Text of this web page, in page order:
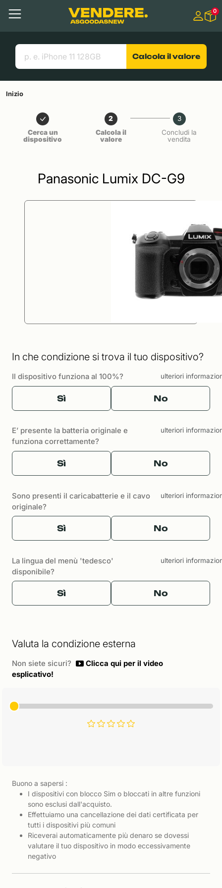
Contenuto principale
Menu
Cerca
Link utili
0
Calcola il valore
Inizio
Cerca un
dispositivo
2
Calcola il
valore
3
Concludi la
vendita
Panasonic Lumix DC-G9
In che condizione si trova il tuo dispositivo?
Il dispositivo funziona al 100%? ulteriori
Sì No
E’ presente la batteria originale e
funziona correttamente?
ulteriori
Sì No
Sono presenti il caricabatterie e il cavo
originale?
ulteriori
Sì No
La lingua del menù 'tedesco'
disponibile?
ulteriori
Sì No
Valuta la condizione esterna
Non siete sicuri?
Clicca qui per il video
esplicativo!
Buono a sapersi :
I dispositivi con blocco Sim o bloccati in altre funzioni
sono esclusi dall'acquisto.
Effettuiamo una cancellazione dei dati certificata per
tutti i dispositivi più comuni
Riceverai automaticamente più denaro se dovessi
valutare il tuo dispositivo in modo eccessivamente
negativo